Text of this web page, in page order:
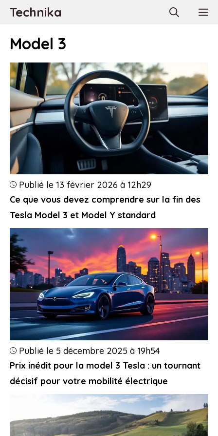
AllerTechnika
Model 3
Ce que vous devez comprendre sur la fin des
Tesla Model 3 et Model Y standard
Publié le 13 février 2026 à 12h29
Prix inédit pour la model 3 Tesla : un tournant
décisif pour votre mobilité électrique
Publié le 5 décembre 2025 à 19h54